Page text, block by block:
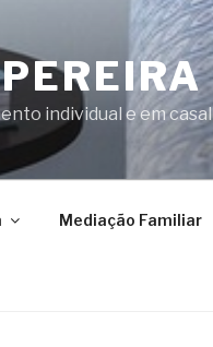
individual e em casal
Mediação Familiar